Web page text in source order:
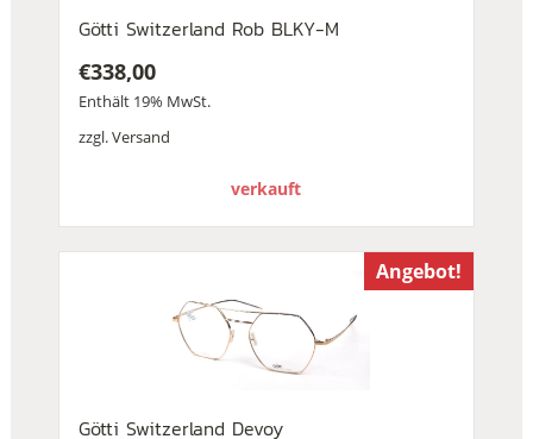
Götti Switzerland Rob BLKY-M
€338,00
Enthält 19% MwSt.
zzgl.Versand
verkauft
Angebot!
Götti Switzerland Devoy